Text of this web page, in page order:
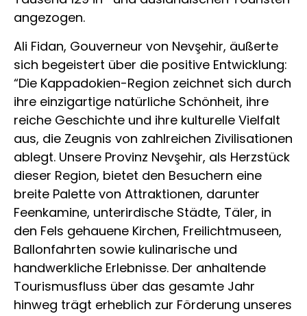
angezogen.
Ali Fidan, Gouverneur von Nevşehir, äußerte
sich begeistert über die positive Entwicklung:
“Die Kappadokien-Region zeichnet sich durch
ihre einzigartige natürliche Schönheit, ihre
reiche Geschichte und ihre kulturelle Vielfalt
aus, die Zeugnis von zahlreichen Zivilisationen
ablegt. Unsere Provinz Nevşehir, als Herzstück
dieser Region, bietet den Besuchern eine
breite Palette von Attraktionen, darunter
Feenkamine, unterirdische Städte, Täler, in
den Fels gehauene Kirchen, Freilichtmuseen,
Ballonfahrten sowie kulinarische und
handwerkliche Erlebnisse. Der anhaltende
Tourismusfluss über das gesamte Jahr
hinweg trägt erheblich zur Förderung unseres